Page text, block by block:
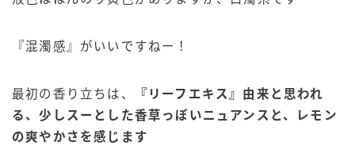
『混濁感』がいいですねー！
最初の香り立ちは、
『リーフエキス』由来と思われ
る、少しスーとした香草っぽいニュアンスと、レモン
の爽やかさを感じます